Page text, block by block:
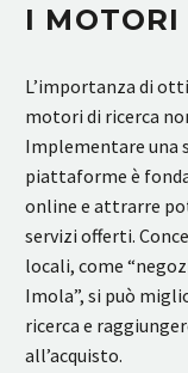
I MOTORI
L’importanza di
motori di ricerca
Implementare una
piattaforme è
online e attrarre
servizi offerti.
locali, come
Imola”, si può
ricerca e
all’acquisto.